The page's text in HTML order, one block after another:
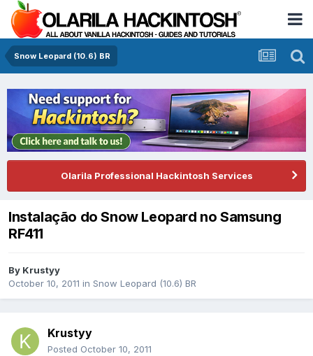
Snow Leopard (10.6) BR
Olarila Professional Hackintosh Services
Instalação do Snow Leopard no Samsung
RF411
By Krustyy
October 10, 2011 in Snow Leopard (10.6) BR
Krustyy
Posted October 10, 2011